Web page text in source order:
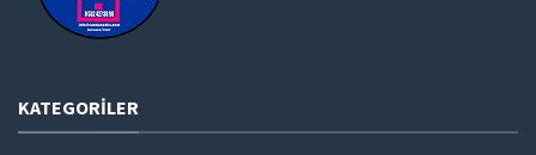
KATEGORILER